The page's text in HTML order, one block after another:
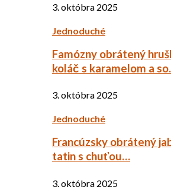
3. októbra 2025
Jednoduché
Famózny obrátený
koláč s karamelom a
3. októbra 2025
Jednoduché
Francúzsky obrátený
tatin s chuťou…
3. októbra 2025